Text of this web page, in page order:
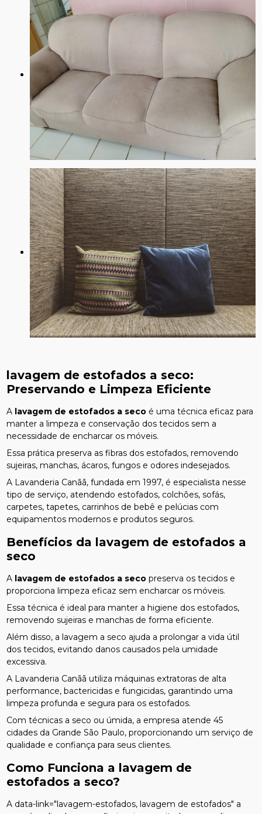
lavagem de estofados a seco:
Preservando e Limpeza Eficiente
A lavagem de estofados a seco é uma técnica eficaz para
manter a limpeza e conservação dos tecidos sem a
necessidade de encharcar os móveis.
Essa prática preserva as fibras dos estofados, removendo
sujeiras, manchas, ácaros, fungos e odores indesejados.
A Lavanderia Canãã, fundada em 1997, é especialista nesse
tipo de serviço, atendendo estofados, colchões, sofás,
carpetes, tapetes, carrinhos de bebê e pelúcias com
equipamentos modernos e produtos seguros.
Benefícios da lavagem de estofados a
seco
A lavagem de estofados a seco preserva os tecidos e
proporciona limpeza eficaz sem encharcar os móveis.
Essa técnica é ideal para manter a higiene dos estofados,
removendo sujeiras e manchas de forma eficiente.
Além disso, a lavagem a seco ajuda a prolongar a vida útil
dos tecidos, evitando danos causados pela umidade
excessiva.
A Lavanderia Canãã utiliza máquinas extratoras de alta
performance, bactericidas e fungicidas, garantindo uma
limpeza profunda e segura para os estofados.
Com técnicas a seco ou úmida, a empresa atende 45
cidades da Grande São Paulo, proporcionando um serviço de
qualidade e confiança para seus clientes.
Como Funciona a lavagem de
estofados a seco?
A data-link="lavagem-estofados, lavagem de estofados" a